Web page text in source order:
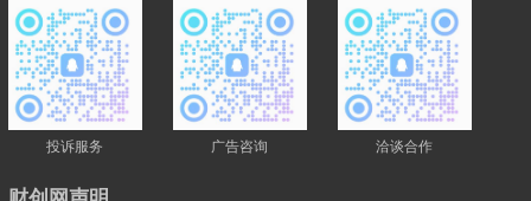
投诉服务 广告咨询 洽谈合作